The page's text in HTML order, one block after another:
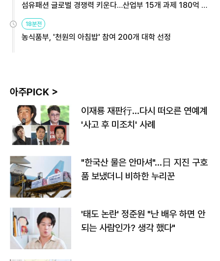
섬유패션 글로벌 경쟁력 키운다…산업부 15개 과제 180억 지
원
18분전
농식품부, '천원의 아침밥' 참여 200개 대학 선정
아주PICK >
이재룡 재판行…다시 떠오른 연예계
'사고 후 미조치' 사례
"한국산 물은 안마셔"…日 지진 구호
품 보냈더니 비하한 누리꾼
'태도 논란' 정준원 "난 배우 하면 안
되는 사람인가? 생각 했다"